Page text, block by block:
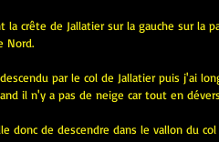
la crête de Jallatier sur la gauche sur la
Nord.
par le col de Jallatier puis j'ai
il n'y a pas de neige car tout en
donc de descendre dans le vallon du col